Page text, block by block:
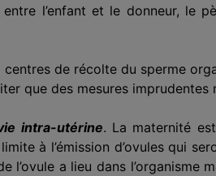
l’enfant et le donneur, le
de récolte du sperme
que des mesures
intra-utérine. La maternité
à l’émission d’ovules qui
l’ovule a lieu dans